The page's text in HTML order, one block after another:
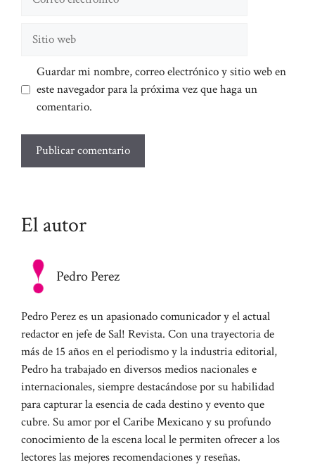
Sitio
Guardar mi nombre, correo electrónico y sitio web en
este navegador para la próxima vez que haga un
comentario.
El autor
Pedro Perez
Pedro Perez es un apasionado comunicador y el actual
redactor en jefe de Sal! Revista. Con una trayectoria de
más de 15 años en el periodismo y la industria editorial,
Pedro ha trabajado en diversos medios nacionales e
internacionales, siempre destacándose por su habilidad
para capturar la esencia de cada destino y evento que
cubre. Su amor por el Caribe Mexicano y su profundo
conocimiento de la escena local le permiten ofrecer a los
lectores las mejores recomendaciones y reseñas.